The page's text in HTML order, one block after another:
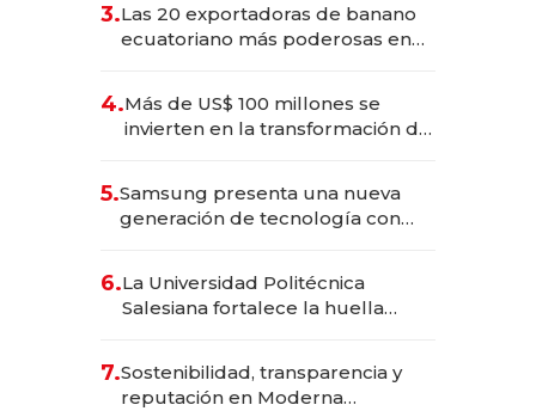
3.Las 20 exportadoras de banano
ecuatoriano más poderosas en
4.Más de US$ 100 millones se
invierten en la transformación de
5.Samsung presenta una nueva
generación de tecnología con
6.La Universidad Politécnica
Salesiana fortalece la huella
7.Sostenibilidad, transparencia y
reputación en Moderna